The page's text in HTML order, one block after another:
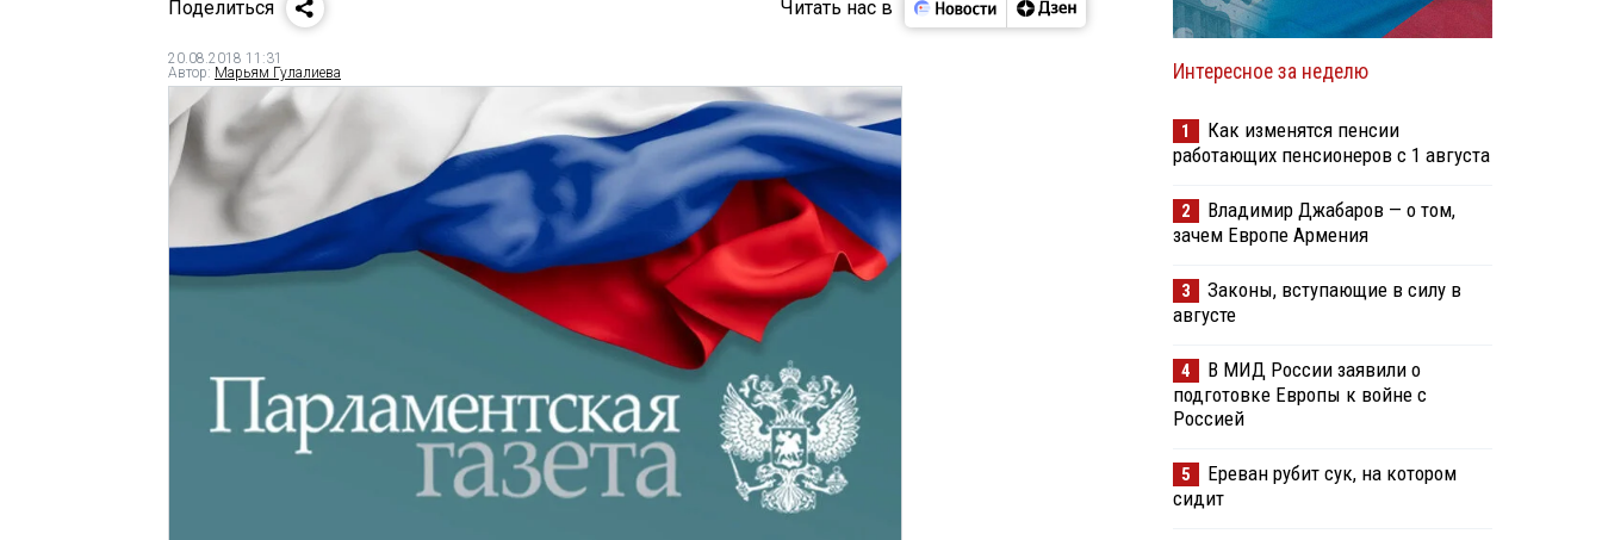
Поделиться Читать нас в
20.08.2018 11:31
Автор: Марьям Гулалиева Интересное за неделю
1
Как изменятся пенсии
работающих пенсионеров с 1 августа
2
Владимир Джабаров — о том,
зачем Европе Армения
3
Законы, вступающие в силу в
августе
4
В МИД России заявили о
подготовке Европы к войне с
Россией
5
Ереван рубит сук, на котором
сидит